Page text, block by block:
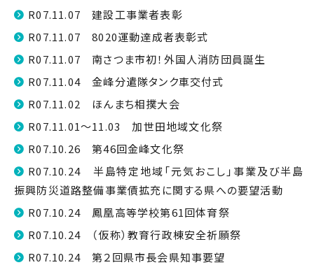
R07.11.07 建設工事業者表彰
R07.11.07 8020運動達成者表彰式
R07.11.07 南さつま市初！外国人消防団員誕生
R07.11.04 金峰分遣隊タンク車交付式
R07.11.02 ほんまち相撲大会
R07.11.01～11.03 加世田地域文化祭
R07.10.26 第46回金峰文化祭
R07.10.24 半島特定地域「元気おこし」事業及び半島
振興防災道路整備事業債拡充に関する県への要望活動
R07.10.24 鳳凰高等学校第61回体育祭
R07.10.24 （仮称）教育行政棟安全祈願祭
R07.10.24 第２回県市長会県知事要望